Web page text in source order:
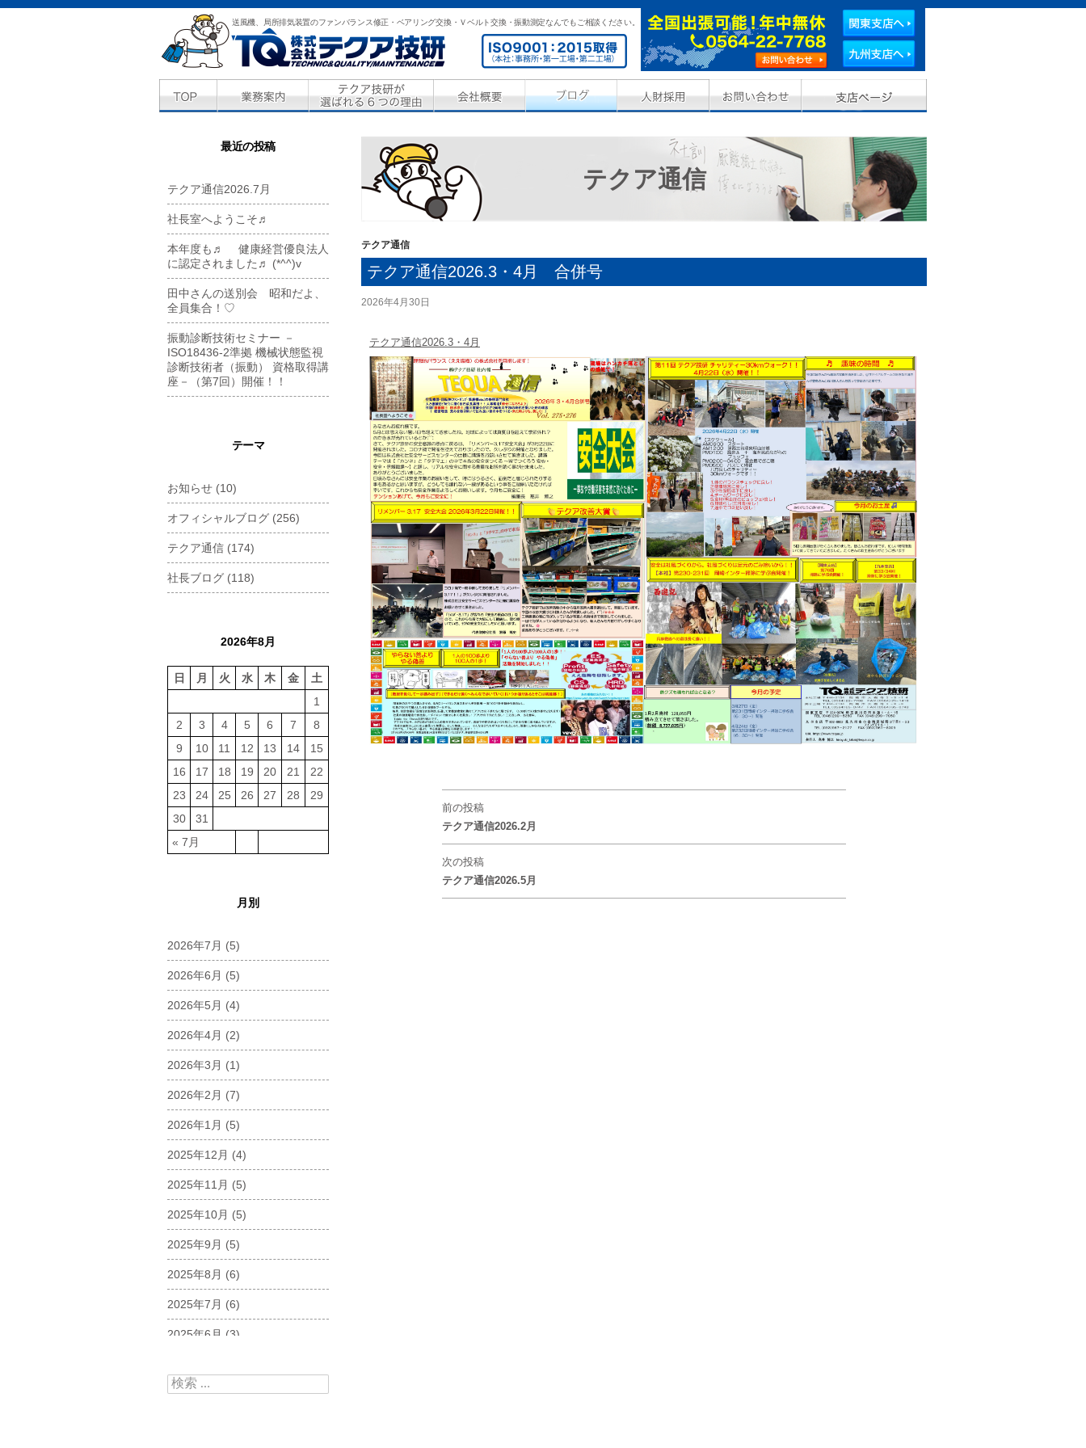
送風機、局所排気装置のファンバランス修正・ベアリング交換・Ｖベルト交換・振動測定なんでもご相談ください。
テクア通信
テクア通信
テクア通信2026.3・4月 合併号
2026年4月30日
テクア通信2026.3・4月
前の投稿
テクア通信2026.2月
次の投稿
テクア通信2026.5月
最近の投稿
テクア通信2026.7月
社長室へようこそ♬
本年度も♬ 健康経営優良法人
に認定されました♬ (*^^)v
田中さんの送別会 昭和だよ、
全員集合！♡
振動診断技術セミナー －
ISO18436-2準拠 機械状態監視
診断技術者（振動） 資格取得講
座－（第7回）開催！！
テーマ
お知らせ (10)
オフィシャルブログ (256)
テクア通信 (174)
社長ブログ (118)
2026年8月
日 月 火 水 木 金 土
« 7月
1
2
3 4 5 6 7
8
9
10 11 12 13 14
15
16
17 18 19 20 21
22
23
24 25 26 27 28
29
30
31
月別
2026年7月 (5)
2026年6月 (5)
2026年5月 (4)
2026年4月 (2)
2026年3月 (1)
2026年2月 (7)
2026年1月 (5)
2025年12月 (4)
2025年11月 (5)
2025年10月 (5)
2025年9月 (5)
2025年8月 (6)
2025年7月 (6)
2025年6月 (3)
2025年4月(5)
検索: